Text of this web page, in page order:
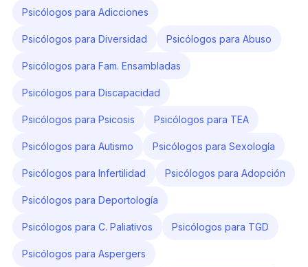
Psicólogos para Adicciones
Psicólogos para Diversidad Psicólogos para Abuso
Psicólogos para Fam. Ensambladas
Psicólogos para Discapacidad
Psicólogos para Psicosis Psicólogos para TEA
Psicólogos para Autismo Psicólogos para Sexología
Psicólogos para Infertilidad Psicólogos para Adopción
Psicólogos para Deportología
Psicólogos para C. Paliativos Psicólogos para TGD
Psicólogos para Aspergers